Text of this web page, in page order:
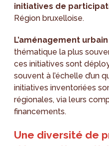
initiatives de
Région bruxelloise.
L’aménagement
thématique la plus
ces initiatives sont
souvent à l’échelle d’un
initiatives inventoriées
régionales, via leurs
financements.
Une diversité de